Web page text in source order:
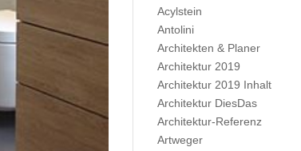
Acylstein
Antolini
Architekten & Planer
Architektur 2019
Architektur 2019 Inhalt
Architektur DiesDas
Architektur-Referenz
Artweger